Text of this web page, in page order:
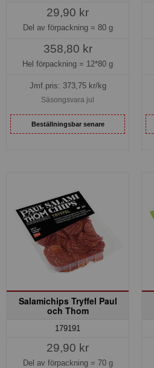
29,90 kr
Del av förpackning = 80 g
358,80 kr
Hel förpackning = 12*80 g
Jmf.pris: 373,75kr/kg
Säsongsvara jul
Beställningsbar senare
Salamichips Tryffel Paul
och Thom
179191
29,90 kr
Del av förpackning = 70 g